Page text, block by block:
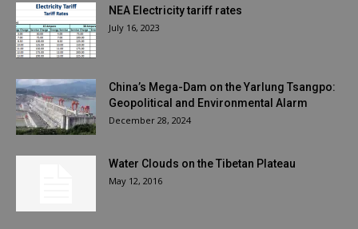
NEA Electricity tariff rates
July 16, 2023
China’s Mega-Dam on the Yarlung Tsangpo:
Geopolitical and Environmental Alarm
December 28, 2024
Water Clouds on the Tibetan Plateau
May 12, 2016